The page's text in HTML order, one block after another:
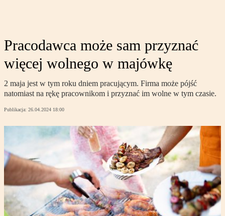
Pracodawca może sam przyznać
więcej wolnego w majówkę
2 maja jest w tym roku dniem pracującym. Firma może pójść
natomiast na rękę pracownikom i przyznać im wolne w tym czasie.
Publikacja: 26.04.2024 18:00